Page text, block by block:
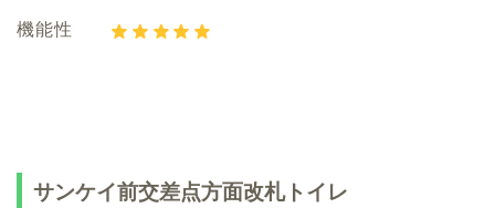
機能性
サンケイ前交差点方面改札トイレ